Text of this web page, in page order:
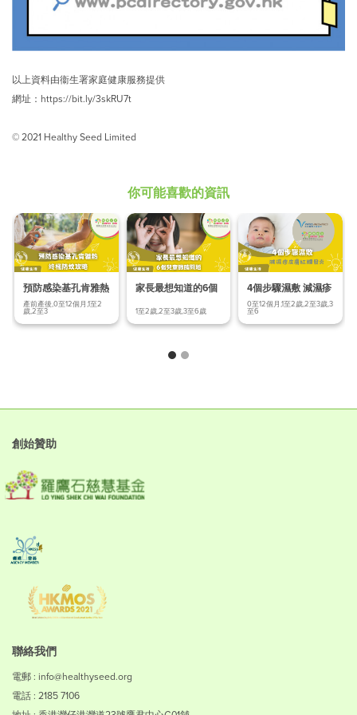
以上資料由衞生署家庭健康服務提供
網址： https://bit.ly/3skRU7t
© 2021 Healthy Seed Limited
你可能喜歡的資訊
預防感染基孔肯雅熱
終極防蚊
產前產後,0至12個月,1至2
歲,2至3
家長最想知道的6個
1至2歲,2至3歲,3至6歲
4個步驟濕敷 減濕疹
皮膚紅腫發炎
0至12個月,1至2歲,2至3歲,3
至6
創始贊助
聯絡我們
電郵 : info@healthyseed.org
電話 : 2185 7106